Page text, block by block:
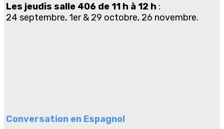
Les jeudis salle 406 de 11 h à 12 h :
24 septembre, 1er & 29 octobre, 26 novembre.
Conversation en Espagnol